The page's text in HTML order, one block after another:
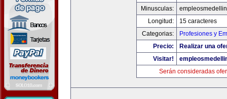
Minusculas:
Longitud:
15 caracteres
Categorias:
Profesiones y
Precio:
Realizar una
Visitar!
Serán consideradas